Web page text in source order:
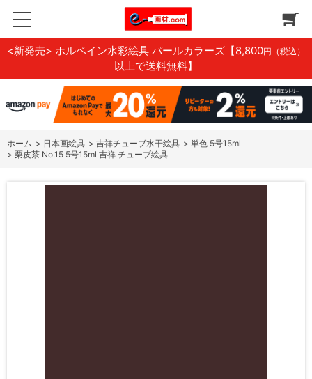
<新発売> ホルベイン水彩絵具 パールカラーズ 【8,800円（税込）
以上で送料無料】
ホーム > 日本画絵具 > 吉祥チューブ水干絵具 > 単色 5号15ml
> 栗皮茶 No.15 5号15ml 吉祥 チューブ絵具